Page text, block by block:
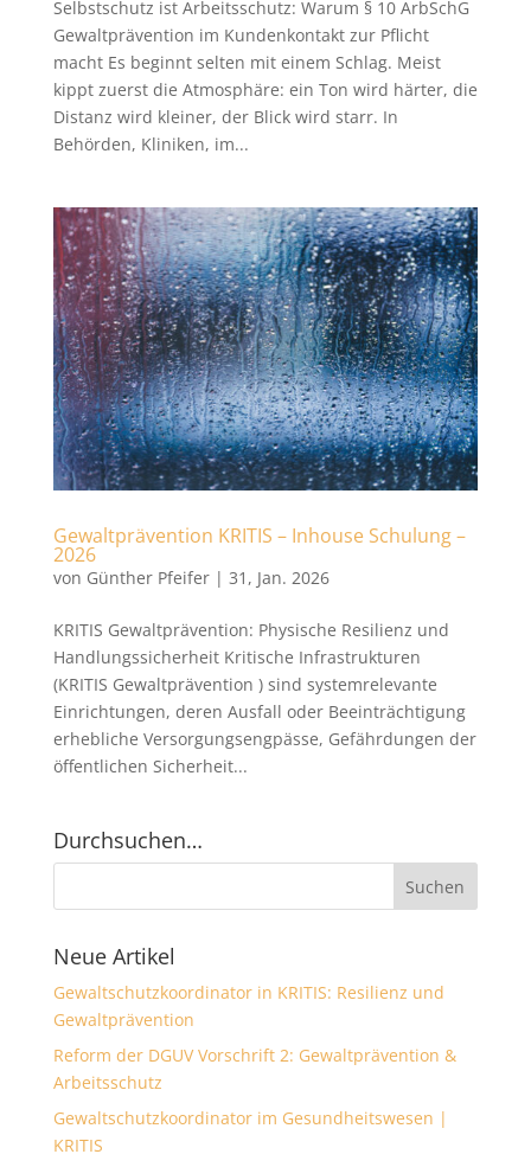
Selbstschutz ist Arbeitsschutz: Warum § 10 ArbSchG
Gewaltprävention im Kundenkontakt zur Pflicht
macht Es beginnt selten mit einem Schlag. Meist
kippt zuerst die Atmosphäre: ein Ton wird härter, die
Distanz wird kleiner, der Blick wird starr. In
Behörden, Kliniken, im...
Gewaltprävention KRITIS – Inhouse Schulung –
2026
von Günther Pfeifer| 31, Jan. 2026
KRITIS Gewaltprävention: Physische Resilienz und
Handlungssicherheit Kritische Infrastrukturen
(KRITIS Gewaltprävention ) sind systemrelevante
Einrichtungen, deren Ausfall oder Beeinträchtigung
erhebliche Versorgungsengpässe, Gefährdungen der
öffentlichen Sicherheit...
Durchsuchen…
Neue Artikel
Gewaltschutzkoordinator in KRITIS: Resilienz und
Gewaltprävention
Reform der DGUV Vorschrift 2: Gewaltprävention &
Arbeitsschutz
Gewaltschutzkoordinator im Gesundheitswesen |
KRITIS